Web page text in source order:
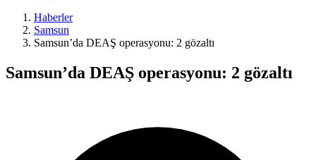
Haberler
Samsun
Samsun’da DEAŞ operasyonu: 2 gözaltı
Samsun’da DEAŞ operasyonu: 2 gözaltı